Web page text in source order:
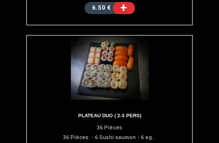
6.50 € +
PLATEAU DUO ( 2-3 PERS)
36 Pièces
36 Pièces: - 6 Sushi saumon - 6 eg...